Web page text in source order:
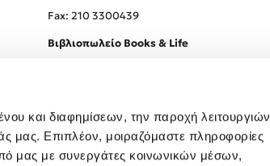
και διαφημίσεων, την παροχή λειτουργιών
μας. Επιπλέον, μοιραζόμαστε πληροφορίες
μας με συνεργάτες κοινωνικών μέσων,
Fax: 210 3300439
Βιβλιοπωλείο Books & Life